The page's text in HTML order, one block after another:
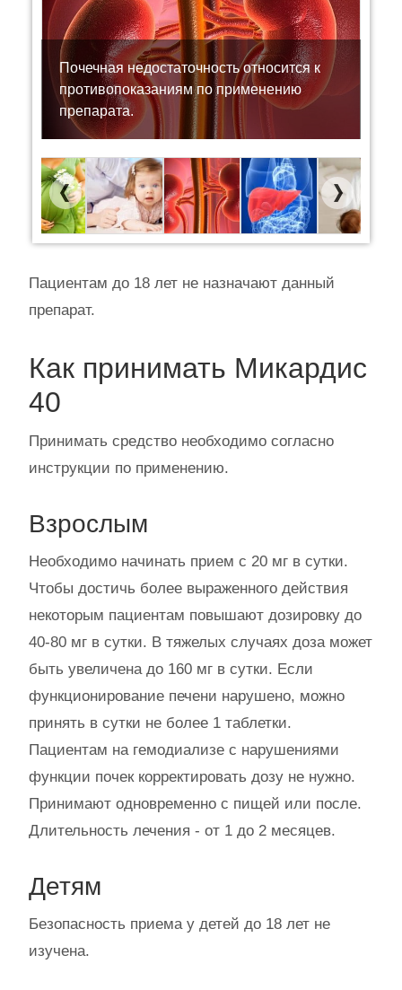
Почечная недостаточность относится к
противопоказаниям по применению
препарата.
Previous Next
Пациентам до 18 лет не назначают данный
препарат.
Как принимать Микардис
40
Принимать средство необходимо согласно
инструкции по применению.
Взрослым
Необходимо начинать прием с 20 мг в сутки.
Чтобы достичь более выраженного действия
некоторым пациентам повышают дозировку до
40-80 мг в сутки. В тяжелых случаях доза может
быть увеличена до 160 мг в сутки. Если
функционирование печени нарушено, можно
принять в сутки не более 1 таблетки.
Пациентам на гемодиализе с нарушениями
функции почек корректировать дозу не нужно.
Принимают одновременно с пищей или после.
Длительность лечения - от 1 до 2 месяцев.
Детям
Безопасность приема у детей до 18 лет не
изучена.